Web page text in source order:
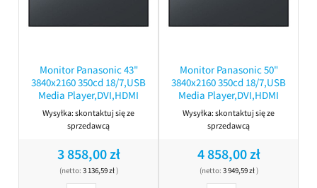
Monitor Panasonic 43"
3840x2160 350cd 18/7,USB
Media Player,DVI,HDMI
Wysyłka:skontaktuj się ze
sprzedawcą
3 858,00 zł
(netto: 3 136,59 zł)
Monitor Panasonic 50"
3840x2160 350cd 18/7,USB
Media Player,DVI,HDMI
Wysyłka:skontaktuj się ze
sprzedawcą
4 858,00 zł
(netto: 3 949,59 zł)